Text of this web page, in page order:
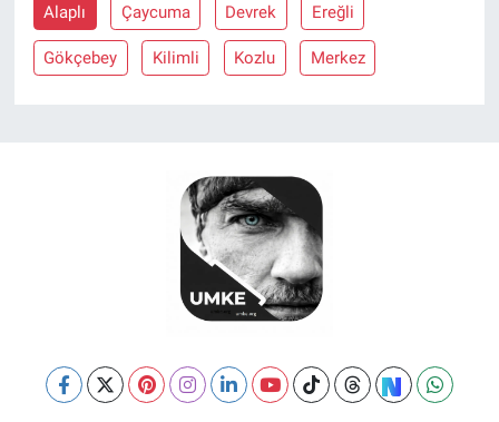
Alaplı Çaycuma Devrek Ereğli
Gökçebey Kilimli Kozlu Merkez